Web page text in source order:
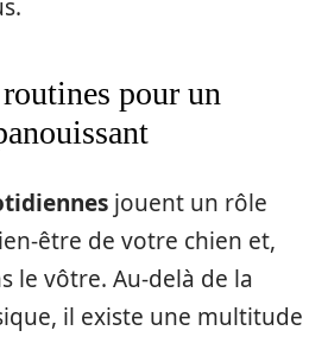
pour un
jouent un rôle
être de votre chien et,
le vôtre. Au-delà de la
il existe une multitude